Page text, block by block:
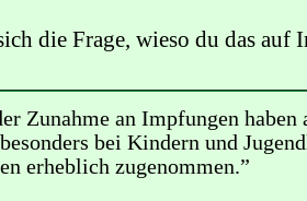
die Frage, wieso du das auf
Zunahme an Impfungen haben
bei Kindern und
erheblich zugenommen.”